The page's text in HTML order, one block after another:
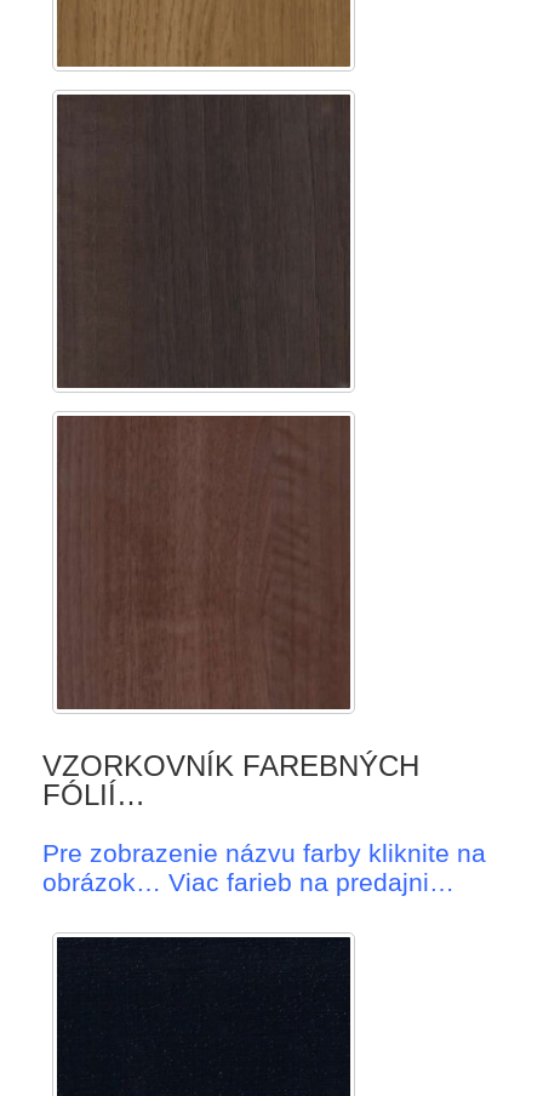
VZORKOVNÍK FAREBNÝCH
FÓLIÍ…
Pre zobrazenie názvu farby kliknite na
obrázok… Viac farieb na predajni…